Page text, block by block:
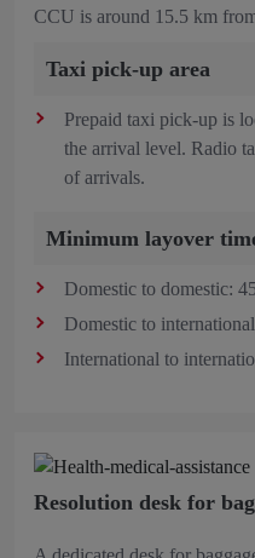
CCU is around 15.5 km
Taxi pick-up area
Prepaid taxi pick-up is
the arrival level. Radio
of arrivals.
Minimum layover
Domestic to domestic:
Domestic to
International to
Resolution desk for